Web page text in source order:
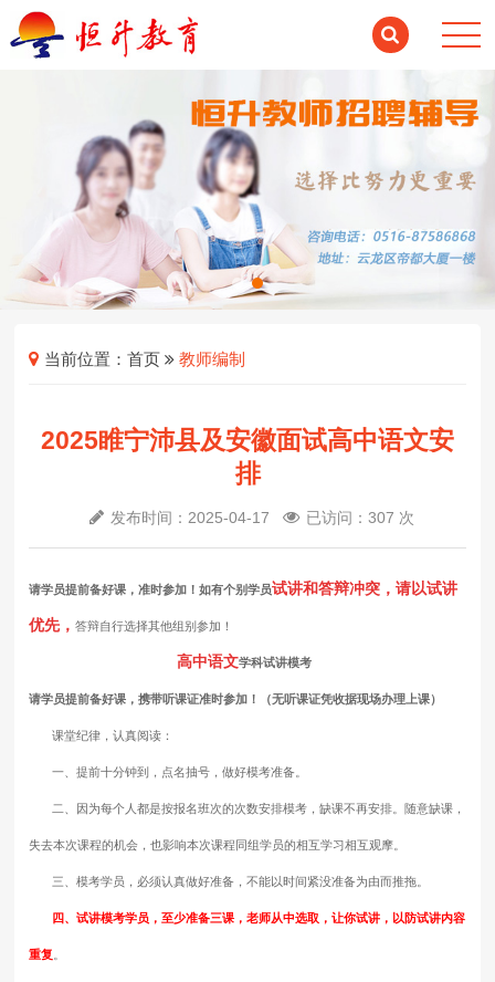
当前位置：首页 教师编制
2025睢宁沛县及安徽面试高中语文安
排
发布时间：2025-04-17 已访问：307 次
请学员提前备好课，准时参加！如有个别学员试讲和答辩冲突，请以试讲
优先，答辩自行选择其他组别参加！
高中语文学科试讲模考
请学员提前备好课，携带听课证准时参加！（无听课证凭收据现场办理上课）
课堂纪律，认真阅读：
一、提前十分钟到，点名抽号，做好模考准备。
二、因为每个人都是按报名班次的次数安排模考，缺课不再安排。随意缺课，
失去本次课程的机会，也影响本次课程同组学员的相互学习相互观摩。
三、模考学员，必须认真做好准备，不能以时间紧没准备为由而推拖。
四、试讲模考学员，至少准备三课，老师从中选取，让你试讲，以防试讲内容
重复